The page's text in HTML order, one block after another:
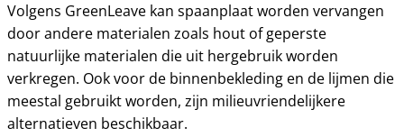
Volgens GreenLeave kan spaanplaat worden vervangen
door andere materialen zoals hout of geperste
natuurlijke materialen die uit hergebruik worden
verkregen. Ook voor de binnenbekleding en de lijmen die
meestal gebruikt worden, zijn milieuvriendelijkere
alternatieven beschikbaar.